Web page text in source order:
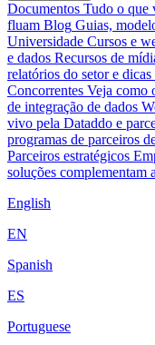
Documentos Tudo o que
fluam Blog Guias,
Universidade Cursos e
e dados Recursos de
relatórios do setor e
Concorrentes Veja como
de integração de dados
vivo pela Dataddo e
programas de parceiros
Parceiros estratégicos
soluções complementam
English
EN
Spanish
ES
Portuguese